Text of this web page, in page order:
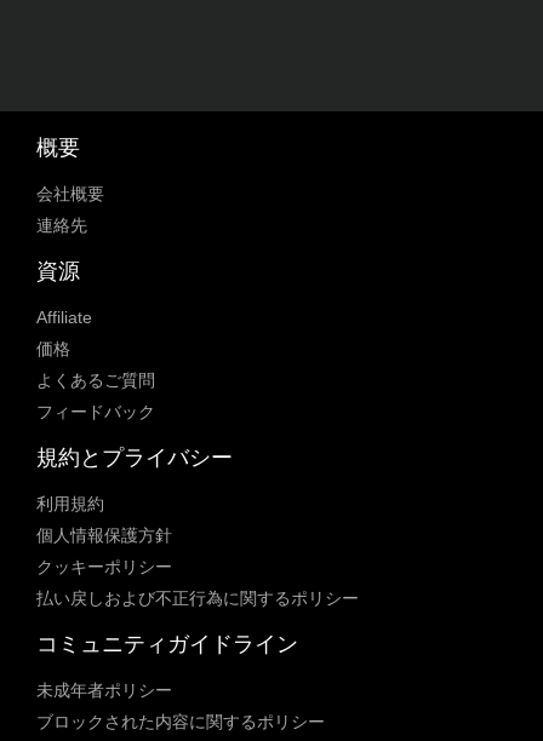
概要
会社概要
連絡先
資源
Affiliate
価格
よくあるご質問
フィードバック
規約とプライバシー
利用規約
個人情報保護方針
クッキーポリシー
払い戻しおよび不正行為に関するポリシー
コミュニティガイドライン
未成年者ポリシー
ブロックされた内容に関するポリシー